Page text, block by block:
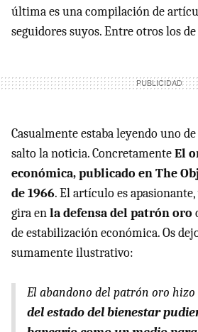
última es una compilación de
seguidores suyos. Entre otros los
Casualmente estaba leyendo uno
salto la noticia. ConcretamenteEl
económica, publicado en The
de 1966. El artículo es
gira enla defensa del patrón oro
de estabilización económica. Os
sumamente ilustrativo:
El abandono del patrón oro hizo
del estado del bienestar